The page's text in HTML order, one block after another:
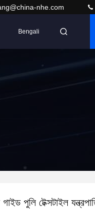
nhe.com
Bengali
পুলি টেক্সটাইল